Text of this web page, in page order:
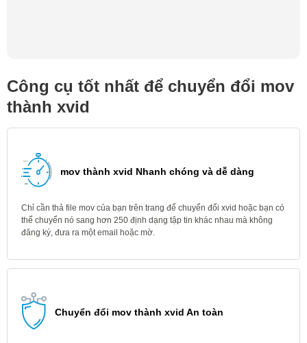
Công cụ tốt nhất để chuyển đổi mov
thành xvid
mov thành xvid Nhanh chóng và dễ dàng
Chỉ cần thả file mov của bạn trên trang để chuyển đổi xvid hoặc bạn có
thể chuyển nó sang hơn 250 định dạng tập tin khác nhau mà không
đăng ký, đưa ra một email hoặc mờ.
Chuyển đổi mov thành xvid An toàn